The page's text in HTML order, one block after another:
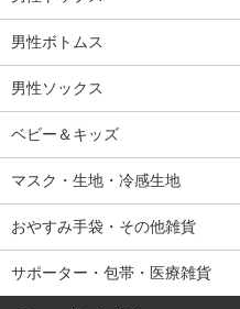
男性ボトムス
男性ソックス
ベビー＆キッズ
マスク・生地・冷感生地
おやすみ手袋・その他雑貨
サポーター・包帯・医療雑貨